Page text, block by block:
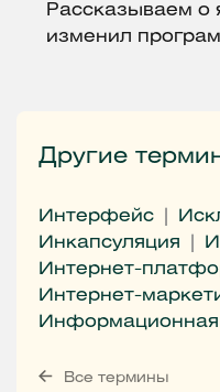
Рассказываем о
изменил
Другие
Интерфейс
Инкапсуляция
Интернет-
Интернет-
Информационная
Все термины